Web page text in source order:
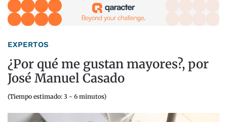
EXPERTOS
¿Por qué me gustan mayores?, por
José Manuel Casado
(Tiempo estimado: 3 - 6 minutos)